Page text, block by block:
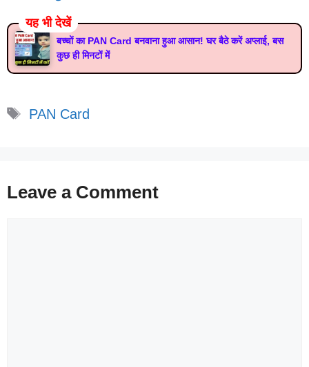
यह भी देखें
बच्चों का PAN Card बनवाना हुआ आसान! घर बैठे करें अप्लाई, बस
कुछ ही मिनटों में
Tags
PAN Card
Leave a Comment